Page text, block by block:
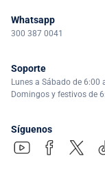
Whatsapp
300 387 0041
Soporte
Lunes a Sábado de 6:00
Domingos y festivos de
Síguenos